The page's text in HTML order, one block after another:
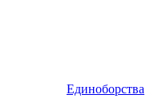
Единоборства